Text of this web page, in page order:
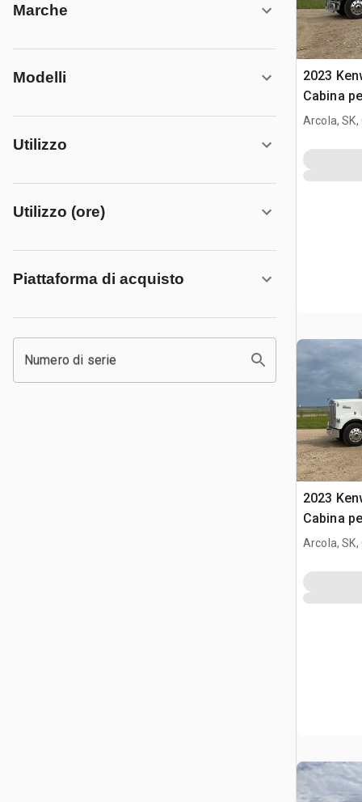
Marche
Modelli
Utilizzo
Utilizzo (ore)
Piattaforma di acquisto
Numero di serie
2023
Cabina
Arcola, SK,
2023
Cabina
Arcola, SK,